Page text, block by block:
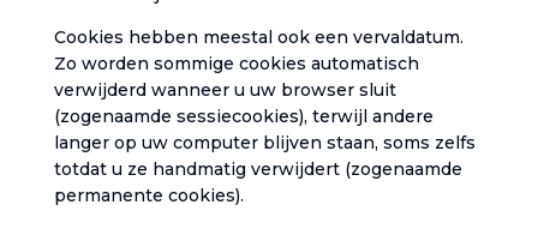
‎Cookies hebben meestal ook een vervaldatum.
Zo worden sommige cookies automatisch
verwijderd wanneer u uw browser sluit
(zogenaamde sessiecookies), terwijl andere
langer op uw computer blijven staan, soms zelfs
totdat u ze handmatig verwijdert (zogenaamde
permanente cookies).‎